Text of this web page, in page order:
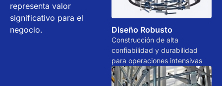
representa valor
significativo para el
negocio.
Diseño Robusto
Construcción de alta
confiabilidad y durabilidad
para operaciones intensivas